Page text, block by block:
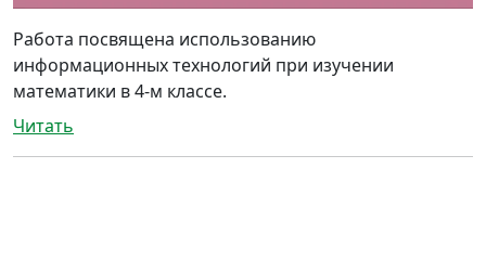
Работа посвящена использованию
информационных технологий при изучении
математики в 4-м классе.
Читать